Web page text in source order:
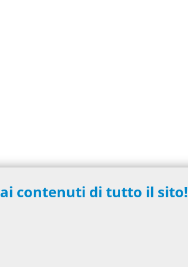
ai contenuti di tutto il sito!